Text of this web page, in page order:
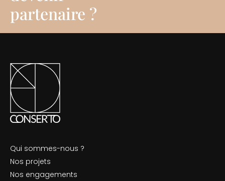
partenaire ?
Qui sommes-nous ?
Nos projets
Nos engagements